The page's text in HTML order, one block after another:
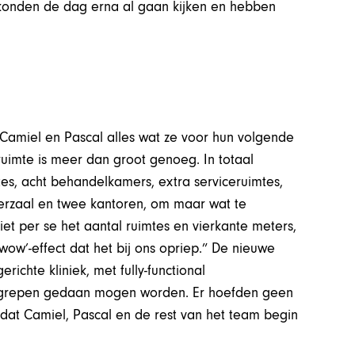
de dag erna al gaan kijken en hebben
en Pascal alles wat ze voor hun volgende
is meer dan groot genoeg. In totaal
acht behandelkamers, extra serviceruimtes,
en twee kantoren, om maar wat te
per se het aantal ruimtes en vierkante meters,
effect dat het bij ons opriep.” De nieuwe
kliniek, met fully-functional
gedaan mogen worden. Er hoefden geen
Camiel, Pascal en de rest van het team begin